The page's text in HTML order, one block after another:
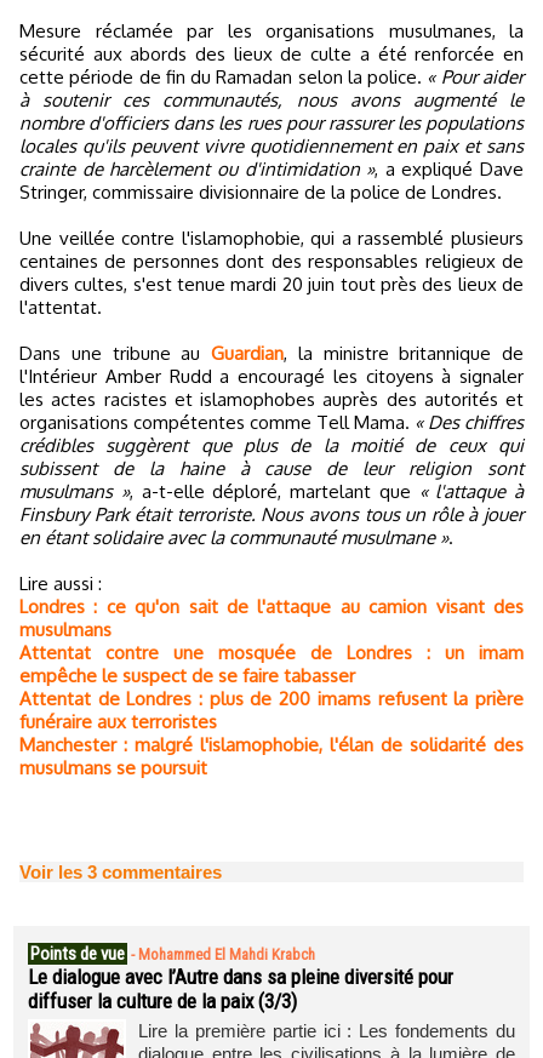
Mesure réclamée par les organisations musulmanes, la
sécurité aux abords des lieux de culte a été renforcée en
cette période de fin du Ramadan selon la police. « Pour aider
à soutenir ces communautés, nous avons augmenté le
nombre d'officiers dans les rues pour rassurer les populations
locales qu'ils peuvent vivre quotidiennement en paix et sans
crainte de harcèlement ou d'intimidation », a expliqué Dave
Stringer, commissaire divisionnaire de la police de Londres.
Une veillée contre l'islamophobie, qui a rassemblé plusieurs
centaines de personnes dont des responsables religieux de
divers cultes, s'est tenue mardi 20 juin tout près des lieux de
l'attentat.
Dans une tribune au Guardian, la ministre britannique de
l'Intérieur Amber Rudd a encouragé les citoyens à signaler
les actes racistes et islamophobes auprès des autorités et
organisations compétentes comme Tell Mama. « Des chiffres
crédibles suggèrent que plus de la moitié de ceux qui
subissent de la haine à cause de leur religion sont
musulmans », a-t-elle déploré, martelant que « l'attaque à
Finsbury Park était terroriste. Nous avons tous un rôle à jouer
en étant solidaire avec la communauté musulmane ».
Lire aussi :
Londres : ce qu'on sait de l'attaque au camion visant des
musulmans
Attentat contre une mosquée de Londres : un imam
empêche le suspect de se faire tabasser
Attentat de Londres : plus de 200 imams refusent la prière
funéraire aux terroristes
Manchester : malgré l'islamophobie, l'élan de solidarité des
musulmans se poursuit
Voir les 3 commentaires
Points de vue - Mohammed El Mahdi Krabch
Le dialogue avec l’Autre dans sa pleine diversité pour
diffuser la culture de la paix (3/3)
Lire la première partie ici : Les fondements du
dialogue entre les civilisations à la lumière de